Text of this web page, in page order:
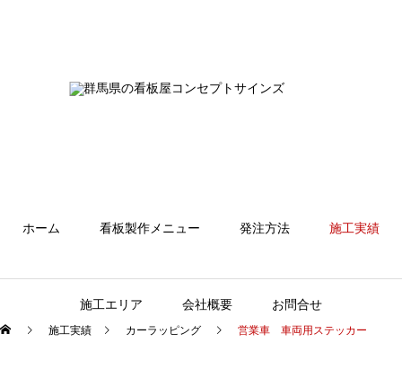
ホーム 看板製作メニュー 発注方法 施工実績
施工エリア 会社概要 お問合せ
施工実績 カーラッピング 営業車 車両用ステッカー